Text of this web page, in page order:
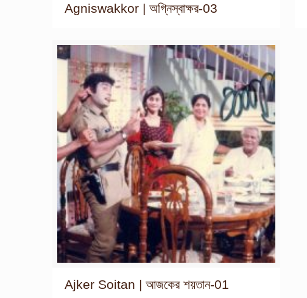
Agniswakkor | অগ্নিস্বাক্ষর-03
Ajker Soitan | আজকের শয়তান-01